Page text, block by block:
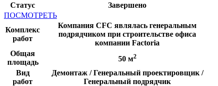
Статус
Завершено
ПОСМОТРЕТЬ
Комплекс
работ
Компания CFC являлась генеральным
подрядчиком при строительстве офиса
компании Factoria
Общая
площадь
50 м2
Вид
работ
Демонтаж / Генеральный проектировщик /
Генеральный подрядчик